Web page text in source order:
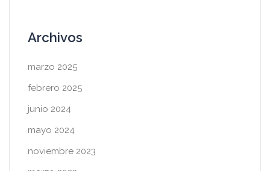
Archivos
marzo 2025
febrero 2025
junio 2024
mayo 2024
noviembre 2023